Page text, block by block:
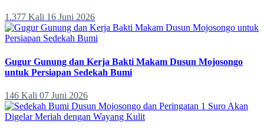
1.377 Kali 16 Juni 2026
Gugur Gunung dan Kerja Bakti Makam Dusun Mojosongo
untuk Persiapan Sedekah Bumi
146 Kali 07 Juni 2026